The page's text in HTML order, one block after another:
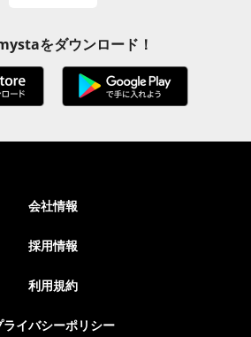
をダウンロード！
会社情報
採用情報
利用規約
ライバシーポリシー